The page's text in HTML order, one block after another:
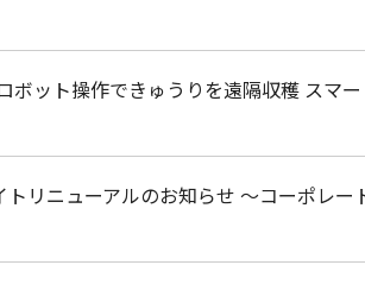
ボット操作できゅうりを遠隔収穫 スマ
リニューアルのお知らせ ～コーポレ